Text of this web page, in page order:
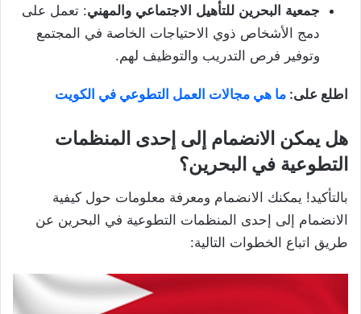
جمعية البحرين للتأهيل الاجتماعي والمهني: تعمل على
دمج الأشخاص ذوي الاحتياجات الخاصة في المجتمع
وتوفير فرص التدريب والتوظيف لهم.
اطلع على: ما هي مجالات العمل التطوعي في الكويت
هل يمكن الانضمام إلى إحدى المنظمات
التطوعية في البحرين؟
بالتأكيد! يمكنك الانضمام ومعرفة معلومات حول كيفية
الانضمام إلى إحدى المنظمات التطوعية في البحرين عن
طريق اتباع الخطوات التالية: